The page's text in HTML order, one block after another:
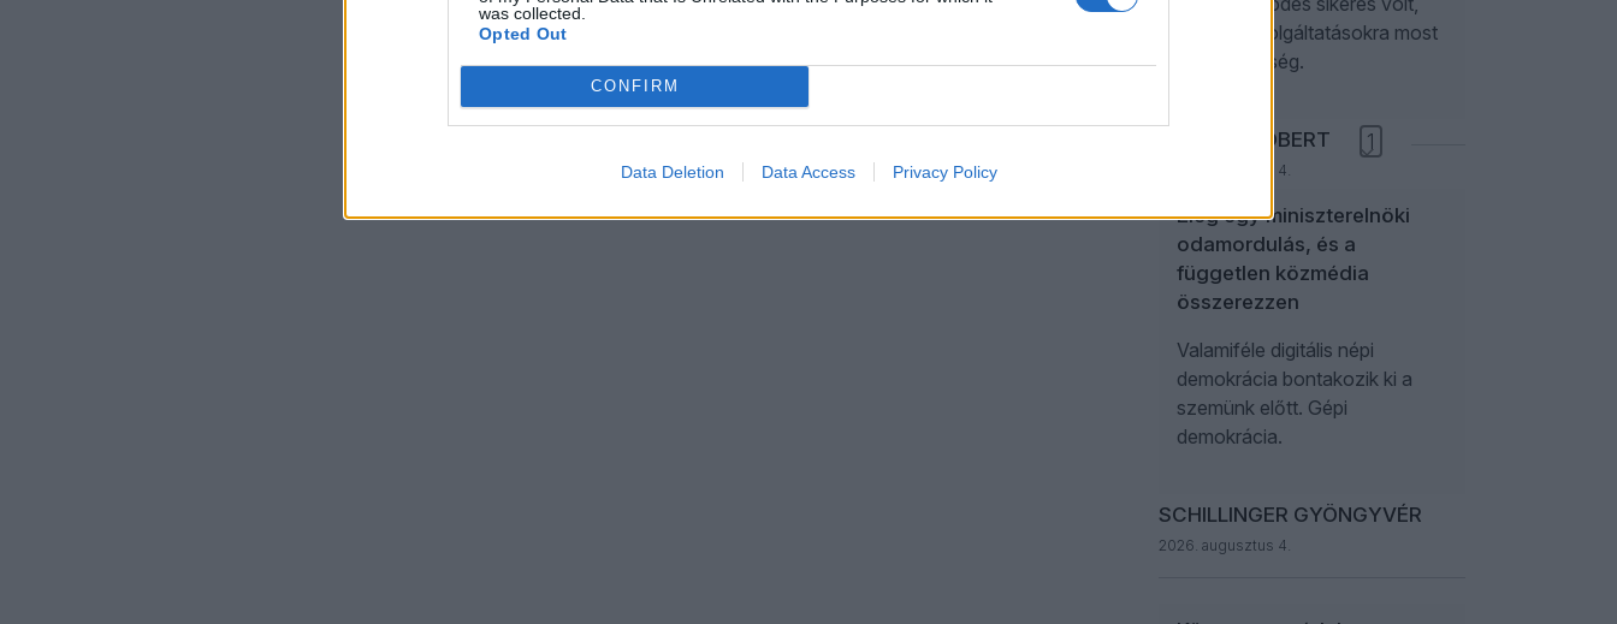
was collected.
Opted Out
CONFIRM
Data Deletion Data Access Privacy Policy
további szolgáltatásokra most
nincs szükség.
NÉMETH RÓBERT
2026. augusztus 4.
1
Elég egy miniszterelnöki
odamordulás, és a
független közmédia
összerezzen
Valamiféle digitális népi
demokrácia bontakozik ki a
szemünk előtt. Gépi
demokrácia.
SCHILLINGER GYÖNGYVÉR
2026. augusztus 4.